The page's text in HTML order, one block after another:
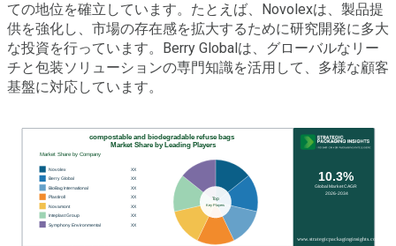
ての地位を確立しています。たとえば、Novolexは、製品提
供を強化し、市場の存在感を拡大するために研究開発に多大
な投資を行っています。Berry Globalは、グローバルなリー
チと包装ソリューションの専門知識を活用して、多様な顧客
基盤に対応しています。